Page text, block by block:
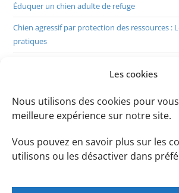
Les cookies
Nous utilisons des cookies pour
meilleure expérience sur notre site.
Vous pouvez en savoir plus sur les
utilisons ou les désactiver dans
Éduquer un chien adulte de refuge
Chien agressif par protection des ressources :
pratiques
5 conseils pour éduquer un chiot au « Suivi
Valeur d’une récompense éducative pour un